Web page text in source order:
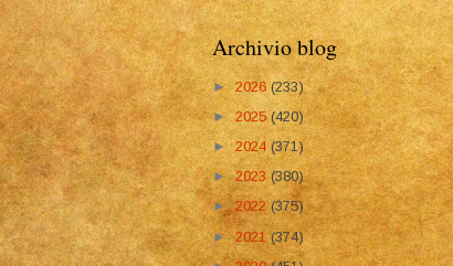
Archivio blog
► 2026(233)
►2025(420)
►2024 (371)
►2023(380)
►2022 (375)
►2021(374)